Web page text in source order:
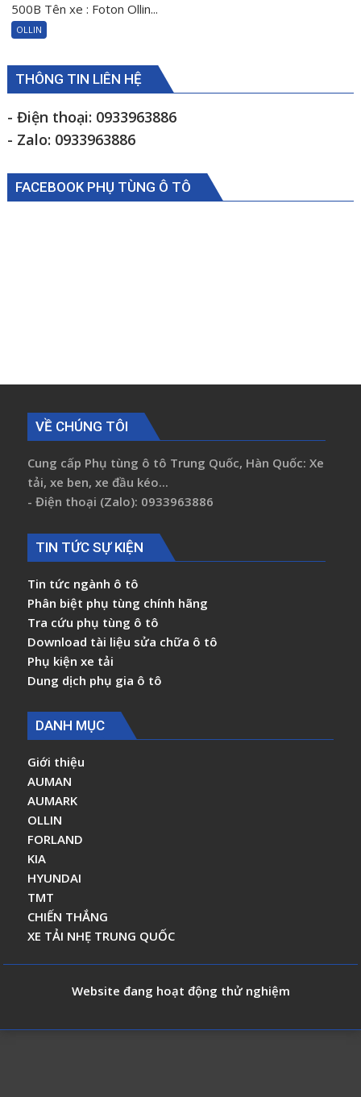
Ollin500B
1105934000009
500B Tên xe : Foton Ollin...
OLLIN
THÔNG TIN LIÊN HỆ
- Điện thoại: 0933963886
- Zalo: 0933963886
FACEBOOK PHỤ TÙNG Ô TÔ
VỀ CHÚNG TÔI
Cung cấp Phụ tùng ô tô Trung Quốc, Hàn Quốc: Xe
tải, xe ben, xe đầu kéo...
- Điện thoại (Zalo): 0933963886
TIN TỨC SỰ KIỆN
Tin tức ngành ô tô
Phân biệt phụ tùng chính hãng
Tra cứu phụ tùng ô tô
Download tài liệu sửa chữa ô tô
Phụ kiện xe tải
Dung dịch phụ gia ô tô
DANH MỤC
Giới thiệu
AUMAN
AUMARK
OLLIN
FORLAND
KIA
HYUNDAI
TMT
CHIẾN THẮNG
XE TẢI NHẸ TRUNG QUỐC
Website đang hoạt động thử nghiệm